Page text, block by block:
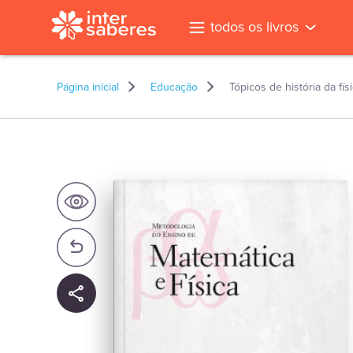
todos os livros
Página inicial Educação Tópicos de história da